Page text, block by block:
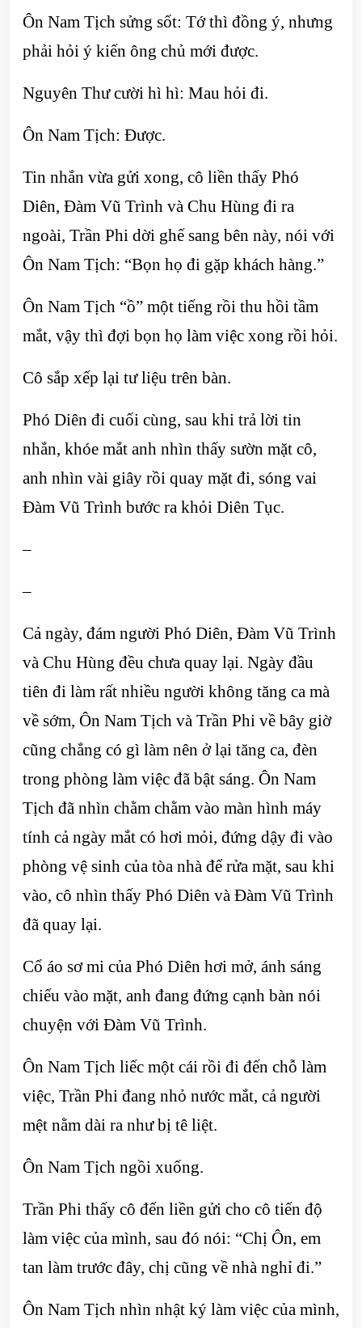
Ôn Nam Tịch sửng sốt: Tớ thì đồng ý, nhưng
phải hỏi ý kiến ​​ông chủ mới được.
Nguyên Thư cười hì hì: Mau hỏi đi.
Ôn Nam Tịch: Được.
Tin nhắn vừa gửi xong, cô liền thấy Phó
Diên, Đàm Vũ Trình và Chu Hùng đi ra
ngoài, Trần Phi dời ghế sang bên này, nói với
Ôn Nam Tịch: “Bọn họ đi gặp khách hàng.”
Ôn Nam Tịch “ồ” một tiếng rồi thu hồi tầm
mắt, vậy thì đợi bọn họ làm việc xong rồi hỏi.
Cô sắp xếp lại tư liệu trên bàn.
Phó Diên đi cuối cùng, sau khi trả lời tin
nhắn, khóe mắt anh nhìn thấy sườn mặt cô,
anh nhìn vài giây rồi quay mặt đi, sóng vai
Đàm Vũ Trình bước ra khỏi Diên Tục.
–
–
Cả ngày, đám người Phó Diên, Đàm Vũ Trình
và Chu Hùng đều chưa quay lại. Ngày đầu
tiên đi làm rất nhiều người không tăng ca mà
về sớm, Ôn Nam Tịch và Trần Phi về bây giờ
cũng chẳng có gì làm nên ở lại tăng ca, đèn
trong phòng làm việc đã bật sáng. Ôn Nam
Tịch đã nhìn chằm chằm vào màn hình máy
tính cả ngày mắt có hơi mỏi, đứng dậy đi vào
phòng vệ sinh của tòa nhà để rửa mặt, sau khi
vào, cô nhìn thấy Phó Diên và Đàm Vũ Trình
đã quay lại.
Cổ áo sơ mi của Phó Diên hơi mở, ánh sáng
chiếu vào mặt, anh đang đứng cạnh bàn nói
chuyện với Đàm Vũ Trình.
Ôn Nam Tịch liếc một cái rồi đi đến chỗ làm
việc, Trần Phi đang nhỏ nước mắt, cả người
mệt nằm dài ra như bị tê liệt.
Ôn Nam Tịch ngồi xuống.
Trần Phi thấy cô đến liền gửi cho cô tiến độ
làm việc của mình, sau đó nói: “Chị Ôn, em
tan làm trước đây, chị cũng về nhà nghỉ đi.”
Ôn Nam Tịch nhìn nhật ký làm việc của mình,